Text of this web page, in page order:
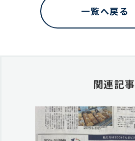
一覧へ戻る
関連記事